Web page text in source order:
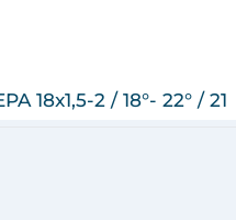
18x1,5-2 / 18°- 22° / 21